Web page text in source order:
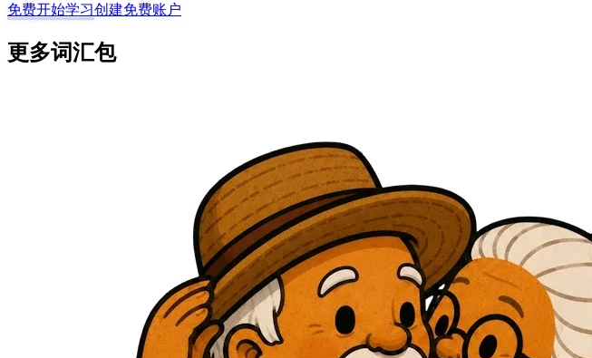
免费开始学习创建免费账户
更多词汇包